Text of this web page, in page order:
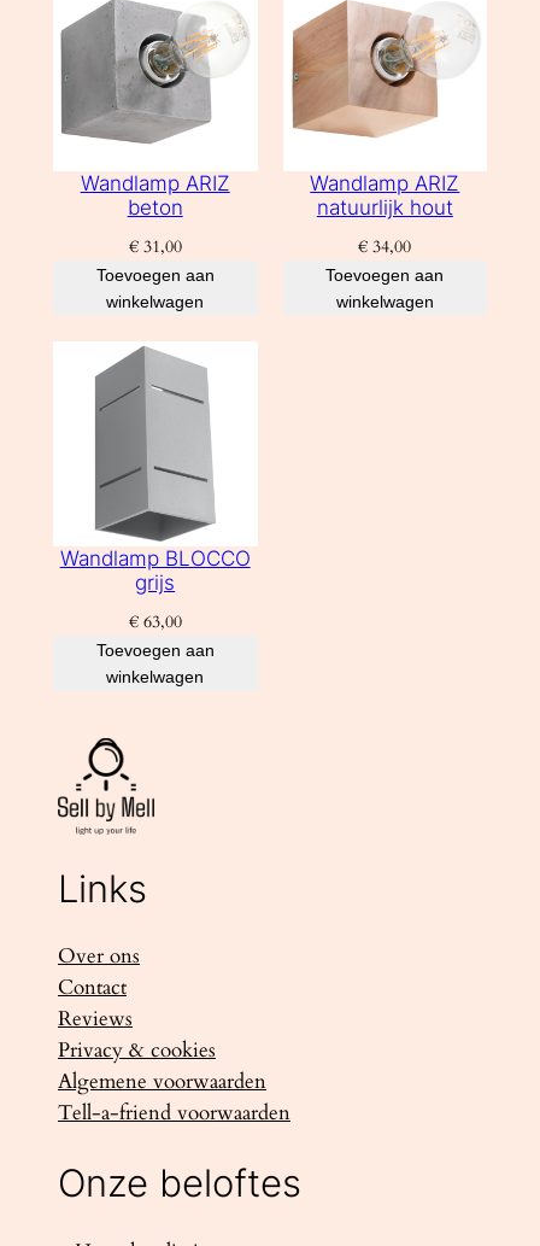
Wandlamp ARIZ
beton
€31,00
Toevoegen aan
winkelwagen
Wandlamp ARIZ
natuurlijk hout
€ 34,00
Toevoegen aan
winkelwagen
Wandlamp BLOCCO
grijs
€63,00
Toevoegen aan
winkelwagen
Links
Over ons
Contact
Reviews
Privacy & cookies
Algemene voorwaarden
Tell-a-friend voorwaarden
Onze beloftes